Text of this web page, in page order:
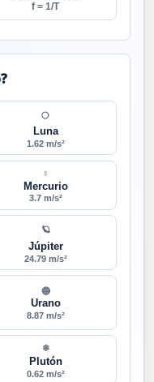
f = 1/T
🌕
Luna
1.62 m/s²
☿
Mercurio
3.7 m/s²
🪐
Júpiter
24.79 m/s²
🔵
Urano
8.87 m/s²
❄
Plutón
0.62 m/s²